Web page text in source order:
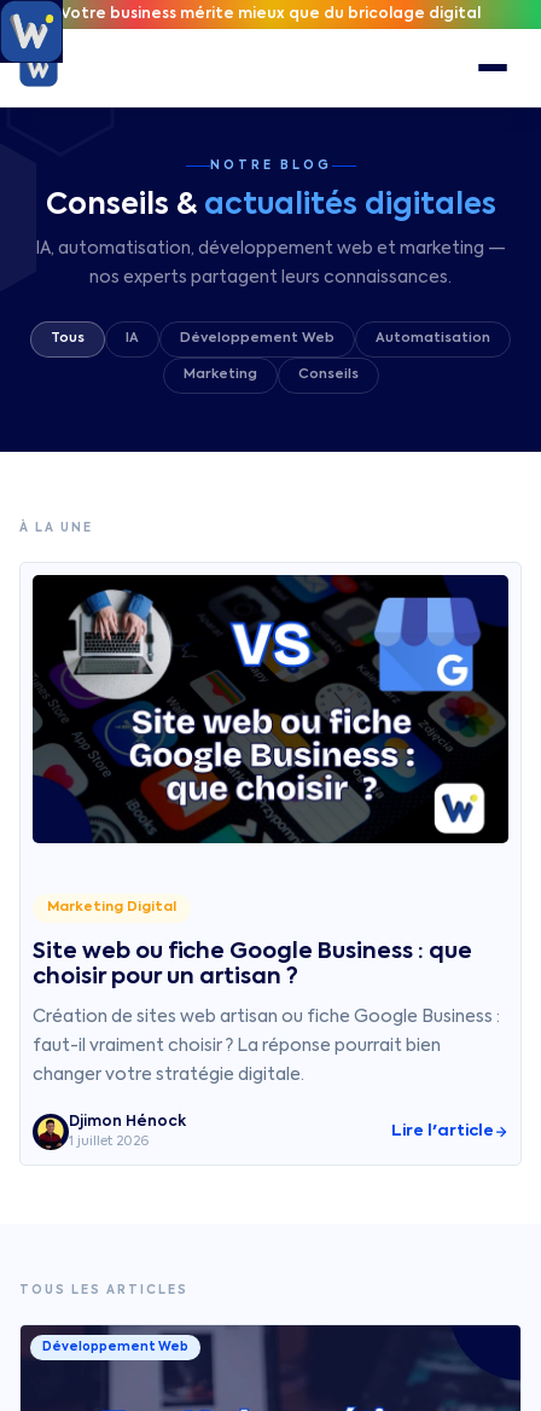
Votre business mérite mieux que du bricolage digital
NOTRE BLOG
Conseils & actualités digitales
IA, automatisation, développement web et marketing —
nos experts partagent leurs connaissances.
Tous IA Développement Web Automatisation
Marketing Conseils
À LA UNE
Marketing Digital
Site web ou fiche Google Business : que
choisir pour un artisan ?
Création de sites web artisan ou fiche Google Business :
faut-il vraiment choisir ? La réponse pourrait bien
changer votre stratégie digitale.
Djimon Hénock
1 juillet 2026
Lire l'article
TOUS LES ARTICLES
Développement Web